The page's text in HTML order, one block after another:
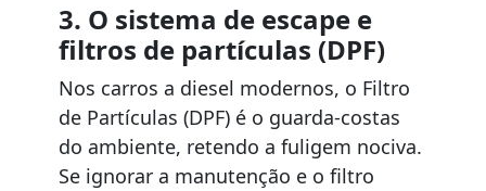
3. O sistema de escape e
filtros de partículas (DPF)
Nos carros a diesel modernos, o Filtro
de Partículas (DPF) é o guarda-costas
do ambiente, retendo a fuligem nociva.
Se ignorar a manutenção e o filtro